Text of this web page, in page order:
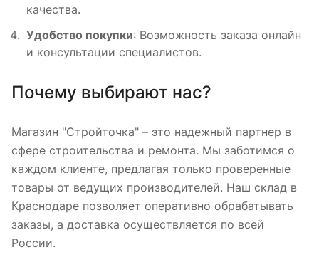
качества.
Удобство покупки: Возможность заказа онлайн
и консультации специалистов.
Почему выбирают нас?
Магазин "Стройточка" – это надежный партнер в
сфере строительства и ремонта. Мы заботимся о
каждом клиенте, предлагая только проверенные
товары от ведущих производителей. Наш склад в
Краснодаре позволяет оперативно обрабатывать
заказы, а доставка осуществляется по всей
России.